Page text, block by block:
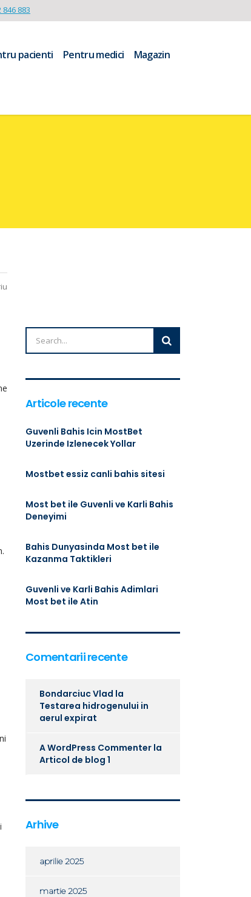
846 883
pacienti Pentru medici
Magazin
Articole recente
Guvenli Bahis Icin MostBet
Uzerinde Izlenecek Yollar
Mostbet essiz canli bahis sitesi
Most bet ile Guvenli ve Karli Bahis
Deneyimi
Bahis Dunyasinda Most bet ile
Kazanma Taktikleri
Guvenli ve Karli Bahis Adimlari
Most bet ile Atin
Comentarii recente
Bondarciuc Vlad la
Testarea hidrogenului in
aerul expirat
A WordPress Commenter la
Articol de blog 1
Arhive
aprilie 2025
martie 2025